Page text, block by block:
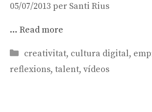
05/07/2013 per Santi Rius
… Read more
Categories
creativitat, cultura digital,
reflexions, talent, vídeos